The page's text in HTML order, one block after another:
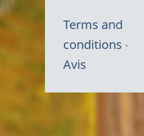
Terms and
conditions
Avis